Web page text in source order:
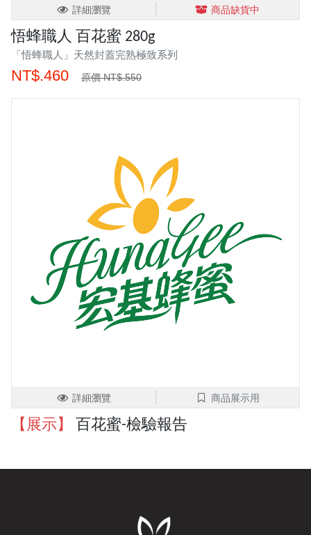
詳細瀏覽 商品缺貨中
悟蜂職人 百花蜜 280g
「悟蜂職人」天然封蓋完熟極致系列
NT$.460 原價 NT$.550
詳細瀏覽 商品展示用
【展示】 百花蜜-檢驗報告